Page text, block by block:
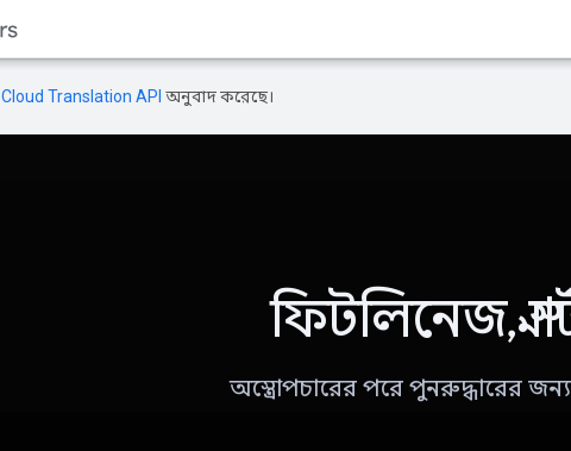
Cloud Translation API অনুবাদ করেছে।
ফিটলিনেজ,
অস্ত্রোপচারের পরে পুনরুদ্ধারের